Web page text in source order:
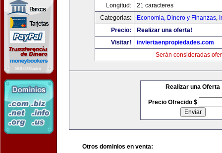
Longitud:
21 caracteres
Categorias:
Economia, Dinero y Finanzas,
Precio:
Realizar una oferta!
Visitar!
inviertaenpropiedades.com
Serán consideradas
Realizar una Oferta
Precio Ofrecido $
Otros dominios en venta: